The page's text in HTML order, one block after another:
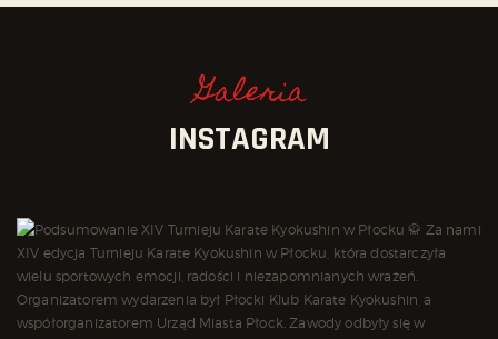
Galeria
INSTAGRAM